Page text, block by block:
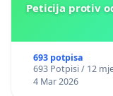
Peticija protiv
693 potpisa
693 Potpisi / 12
4 Mar 2026